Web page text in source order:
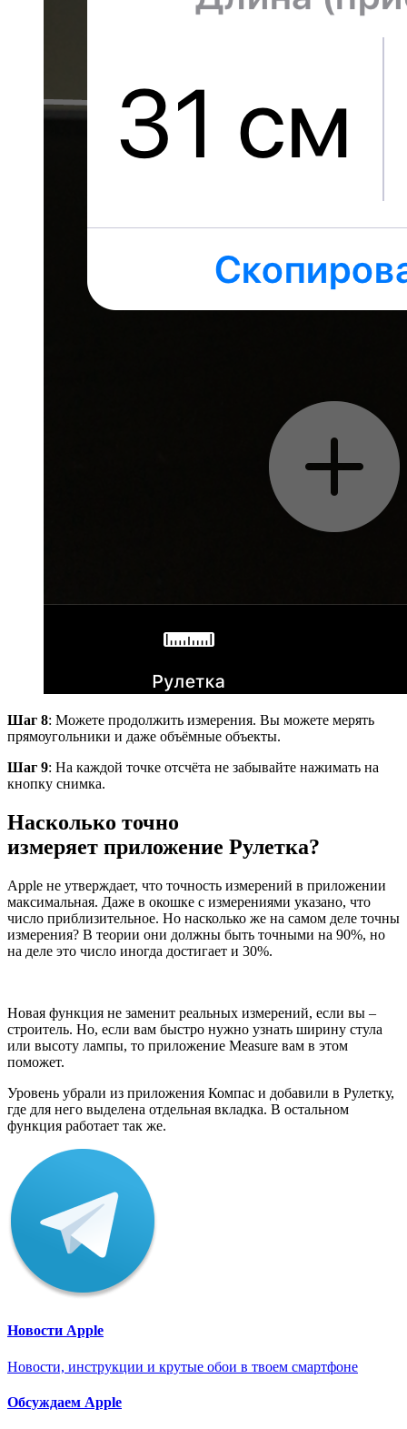
Шаг 8: Можете продолжить измерения. Вы можете мерять
прямоугольники и даже объёмные объекты.
Шаг 9: На каждой точке отсчёта не забывайте нажимать на
кнопку снимка.
Насколько точно
измеряет приложение Рулетка?
Apple не утверждает, что точность измерений в приложении
максимальная. Даже в окошке с измерениями указано, что
число приблизительное. Но насколько же на самом деле точны
измерения? В теории они должны быть точными на 90%, но
на деле это число иногда достигает и 30%.
Новая функция не заменит реальных измерений, если вы –
строитель. Но, если вам быстро нужно узнать ширину стула
или высоту лампы, то приложение Measure вам в этом
поможет.
Уровень убрали из приложения Компас и добавили в Рулетку,
где для него выделена отдельная вкладка. В остальном
функция работает так же.
Новости Apple
Новости, инструкции и крутые обои в твоем смартфоне
Обсуждаем Apple